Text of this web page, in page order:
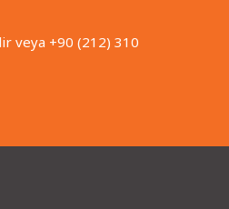
veya +90 (212) 310